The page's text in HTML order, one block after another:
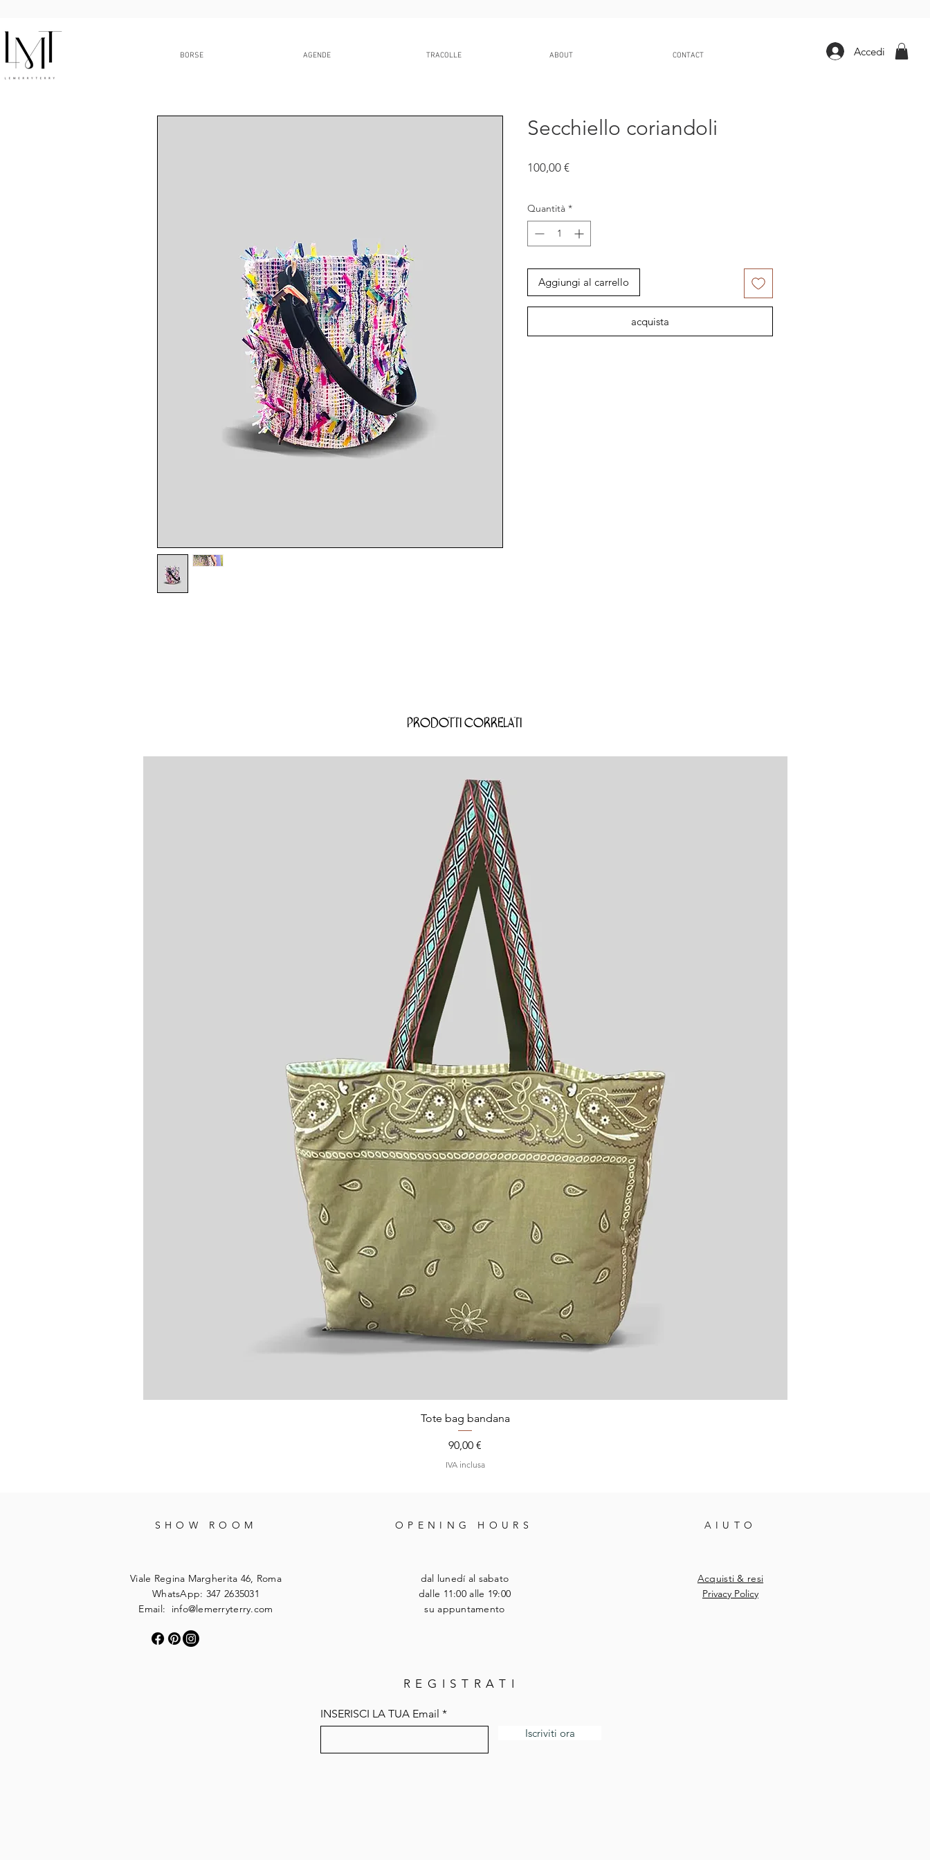
BORSE AGENDE TRACOLLE ABOUT CONTACT Accedi
Secchiello coriandoli
100,00 €Prezzo
Quantità *
Aggiungi al carrello
acquista
Prodotti correlati
Tote bag bandana
Prezzo
90,00 €
IVA inclusa
SHOW ROOM
Viale Regina Margherita 46, Roma
WhatsApp: 347 2635031
Email: info@lemerryterry.com
OPENING HOURS
dal lunedí al sabato
dalle 11:00 alle 19:00
su appuntamento
AIUTO
Acquisti & resi
Privacy Policy
REGISTRATI
INSERISCI LA TUA Email
Iscriviti ora